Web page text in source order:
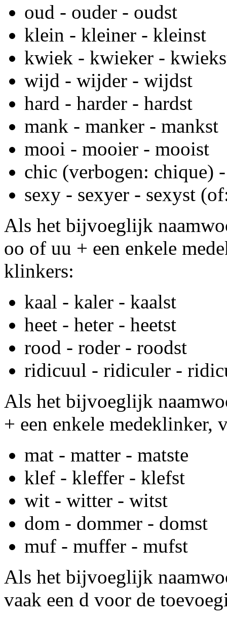
oud - ouder - oudst
klein - kleiner - kleinst
kwiek - kwieker -
wijd - wijder - wijdst
hard - harder - hardst
mank - manker - mankst
mooi - mooier - mooist
chic (verbogen: chique)
sexy - sexyer - sexyst
Als het bijvoeglijk
oo of uu + een enkele
klinkers:
kaal - kaler - kaalst
heet - heter - heetst
rood - roder - roodst
ridicuul - ridiculer -
Als het bijvoeglijk
+ een enkele medeklinker,
mat - matter - matste
klef - kleffer - klefst
wit - witter - witst
dom - dommer - domst
muf - muffer - mufst
Als het bijvoeglijk
vaak een d voor de